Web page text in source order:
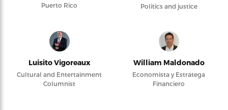
Puerto Rico
Politics and justice
Luisito Vigoreaux
Cultural and Entertainment
Columnist
William Maldonado
Economista y Estratega
Financiero